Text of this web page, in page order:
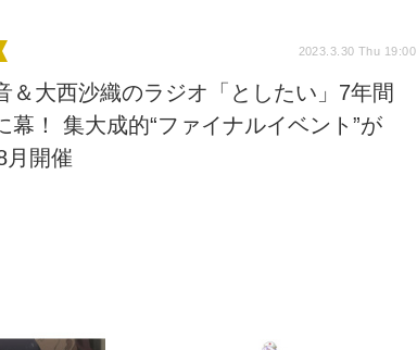
2023.3.30 Thu 19:00
＆大西沙織のラジオ「としたい」7年間
幕！ 集大成的“ファイナルイベント”が
月開催